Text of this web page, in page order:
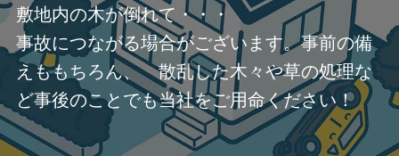
敷地内の木が倒れて・・・
事故につながる場合がございます。事前の備
えももちろん、 散乱した木々や草の処理な
ど事後のことでも当社をご用命ください！